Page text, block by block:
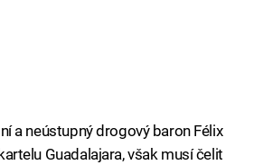
a neústupný drogový baron Félix
Guadalajara, však musí čelit